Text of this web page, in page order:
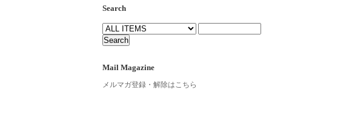
Search
Mail Magazine
メルマガ登録・解除はこちら